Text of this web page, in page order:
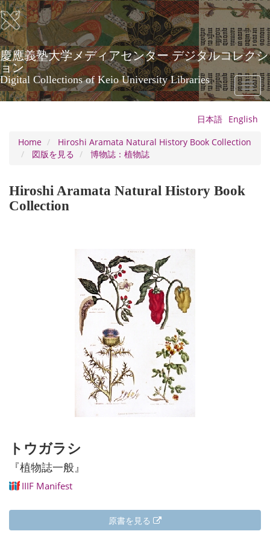
Skip
to
main
content
慶應義塾大学メディアセンター デジタルコレクシ
ョン
Digital Collections of Keio University Libraries
Toggle
日本語 English
Home
Hiroshi Aramata Natural History Book Collection
図版を見る
博物誌：植物誌
Hiroshi Aramata Natural History Book
Collection
トウガラシ
『植物誌一般』
IIIF Manifest
原書を見る